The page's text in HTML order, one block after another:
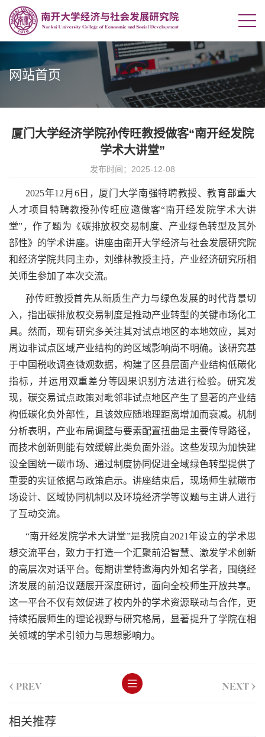
网站首页
厦门大学经济学院孙传旺教授做客“南开经发院
学术大讲堂”
发布时间：2025-12-08
2025年12月6日，厦门大学南强特聘教授、教育部重大
人才项目特聘教授孙传旺应邀做客“南开经发院学术大讲
堂”，作了题为《碳排放权交易制度、产业绿色转型及其外
部性》的学术讲座。讲座由南开大学经济与社会发展研究院
和经济学院共同主办，刘维林教授主持，产业经济研究所相
关师生参加了本次交流。
孙传旺教授首先从新质生产力与绿色发展的时代背景切
入，指出碳排放权交易制度是推动产业转型的关键市场化工
具。然而，现有研究多关注其对试点地区的本地效应，其对
周边非试点区域产业结构的跨区域影响尚不明确。该研究基
于中国税收调查微观数据，构建了区县层面产业结构低碳化
指标，并运用双重差分等因果识别方法进行检验。研究发
现，碳交易试点政策对毗邻非试点地区产生了显著的产业结
构低碳化负外部性，且该效应随地理距离增加而衰减。机制
分析表明，产业布局调整与要素配置扭曲是主要传导路径，
而技术创新则能有效缓解此类负面外溢。这些发现为加快建
设全国统一碳市场、通过制度协同促进全域绿色转型提供了
重要的实证依据与政策启示。讲座结束后，现场师生就碳市
场设计、区域协同机制以及环境经济学等议题与主讲人进行
了互动交流。
“南开经发院学术大讲堂”是我院自2021年设立的学术思
想交流平台，致力于打造一个汇聚前沿智慧、激发学术创新
的高层次对话平台。每期讲堂特邀海内外知名学者，围绕经
济发展的前沿议题展开深度研讨，面向全校师生开放共享。
这一平台不仅有效促进了校内外的学术资源联动与合作，更
持续拓展师生的理论视野与研究格局，显著提升了学院在相
关领域的学术引领力与思想影响力。
< PREV NEXT >
相关推荐